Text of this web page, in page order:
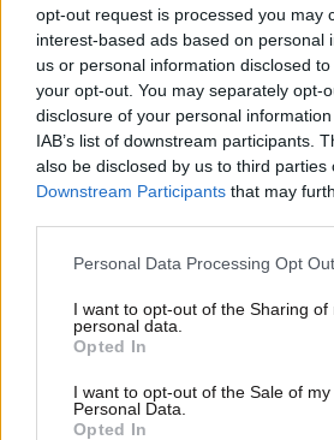
opt-out request is processed you may
interest-based ads based on personal
us or personal information disclosed
your opt-out. You may separately opt-
disclosure of your personal
IAB’s list of downstream participants.
also be disclosed by us to third parties
Downstream Participants that may
Please note that this website/app uses
not limited to your visit or usage
grant or deny consent to Google and
use your data for below specified
consent section.
Personal Data Processing Opt
I want to opt-out of the Sharing of
personal data.
Opted In
I want to opt-out of the Sale of my
Personal Data.
Opted In